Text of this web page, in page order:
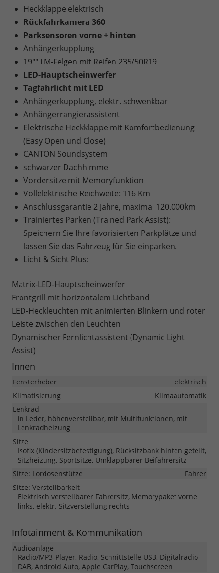
Heckklappe elektrisch
Rückfahrkamera 360
Parksensoren vorne + hinten
Anhängerkupplung
19"" LM-Felgen mit Reifen 235/50R19
LED-Hauptscheinwerfer
Tagfahrlicht mit LED
Anhängerkupplung, elektr. schwenkbar
Anhängerrangierassistent
Elektrische Heckklappe mit Komfortbedienung
(Easy Open und Close)
CANTON Soundsystem
schwarzer Dachhimmel
Vordersitze mit Memoryfunktion
Vollelektrische Reichweite: 116 Km
Anschlussgarantie 2 Jahre, maximal 120.000km
Trainiertes Parken (Trained Park Assist):
Speichern Sie Ihre favorisierten Parkplätze und
lassen Sie das Fahrzeug für Sie einparken.
Licht & Sicht Plus:
Matrix-LED-Hauptscheinwerfer
Frontgrill mit horizontalem Lichtband
LED-Heckleuchten mit animierten Blinkern und roter
Leiste zwischen den Leuchten
Dynamischer Fernlichtassistent (Dynamic Light
Assist)
Innen
Fensterheber
elektrisch
Klimatisierung
Klimaautomatik
Lenkrad
in Leder, höhenverstellbar, mit Multifunktionen, mit
Lenkradheizung
Sitze
Isofix (Kindersitzbefestigung), Rücksitzbank hinten geteilt,
Sitzheizung, Sportsitze, Umklappbarer Beifahrersitz
Sitze: Lordosenstütze
Fahrer
Sitze: Verstellbarkeit
Elektrisch verstellbarer Fahrersitz, Memorypaket vorne
links, elektr. Sitzverstellung rechts
Infotainment & Kommunikation
Audioanlage
Radio/MP3-Player, Radio, Schnittstelle USB, Digitalradio
DAB, Android Auto, Apple CarPlay, Touchscreen